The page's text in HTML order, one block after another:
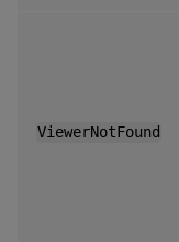
ViewerNotFound